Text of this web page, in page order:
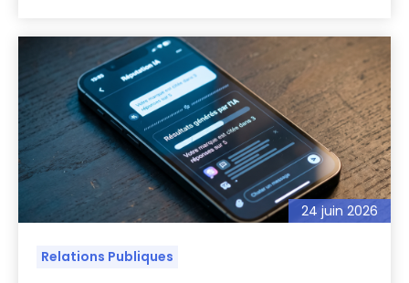
24 juin 2026
Relations Publiques